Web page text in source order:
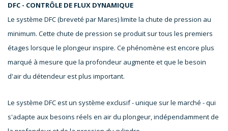
DFC - CONTRÔLE DE FLUX DYNAMIQUE
Le système DFC (breveté par Mares) limite la chute de pression au
minimum. Cette chute de pression se produit sur tous les premiers
étages lorsque le plongeur inspire. Ce phénomène est encore plus
marqué à mesure que la profondeur augmente et que le besoin
d'air du détendeur est plus important.
Le système DFC est un système exclusif - unique sur le marché - qui
s'adapte aux besoins réels en air du plongeur, indépendamment de